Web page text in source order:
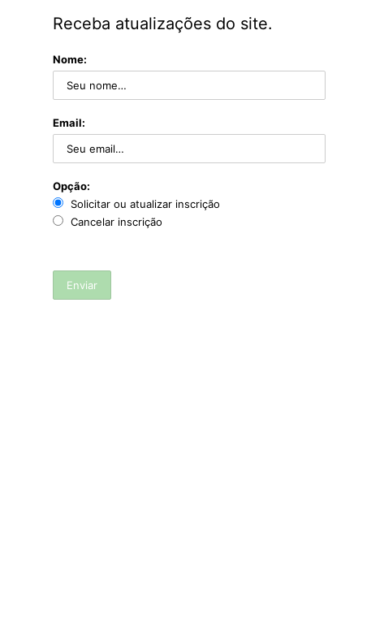
Receba atualizações do site.
Nome:
Email:
Opção:
Solicitar ou atualizar inscrição
Cancelar inscrição